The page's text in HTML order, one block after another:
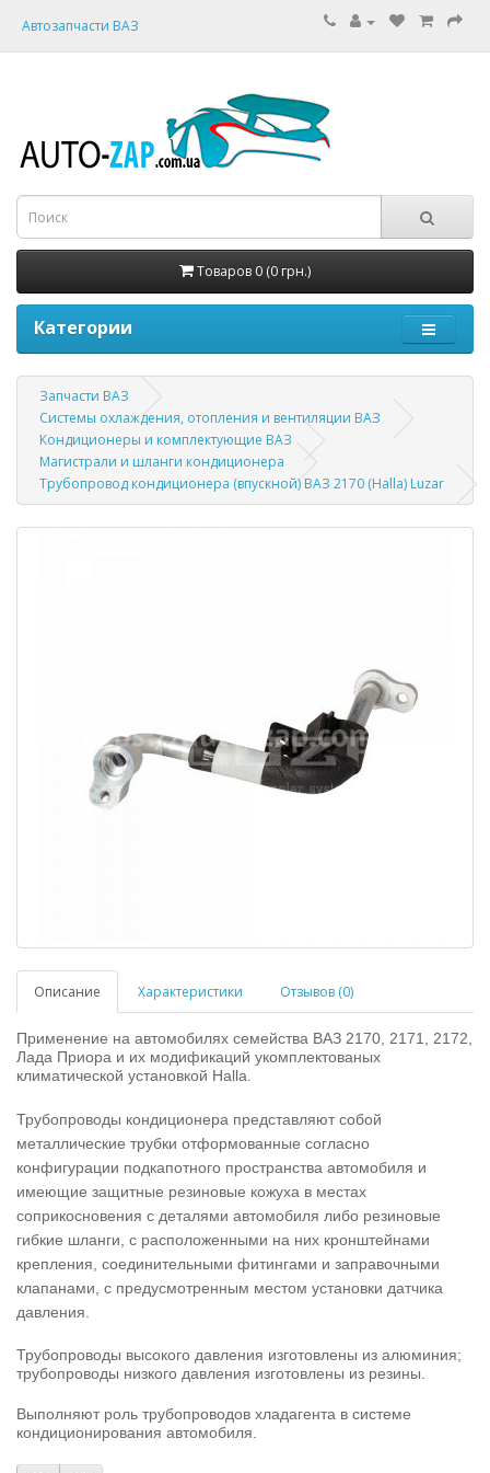
Автозапчасти ВАЗ
Товаров 0 (0 грн.)
Категории
Запчасти ВАЗ
Системы охлаждения, отопления и вентиляции ВАЗ
Кондиционеры и комплектующие ВАЗ
Магистрали и шланги кондиционера
Трубопровод кондиционера (впускной) ВАЗ 2170 (Halla) Luzar
Описание Характеристики Отзывов (0)
Применение на автомобилях семейства ВАЗ 2170, 2171, 2172,
Лада Приора и их модификаций укомплектованых
климатической установкой Halla.
Трубопроводы кондиционера представляют собой
металлические трубки отформованные согласно
конфигурации подкапотного пространства автомобиля и
имеющие защитные резиновые кожуха в местах
соприкосновения с деталями автомобиля либо резиновые
гибкие шланги, с расположенными на них кронштейнами
крепления, соединительными фитингами и заправочными
клапанами, с предусмотренным местом установки датчика
давления.
Трубопроводы высокого давления изготовлены из алюминия;
трубопроводы низкого давления изготовлены из резины.
Выполняют роль трубопроводов хладагента в системе
кондиционирования автомобиля.